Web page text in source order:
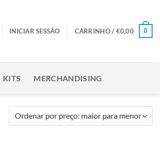
INICIAR SESSÃO CARRINHO / €0,00 0
KITS MERCHANDISING